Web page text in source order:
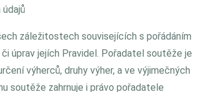
záležitostech souvisejících s pořádáním
úprav jejích Pravidel. Pořadatel soutěže je
výherců, druhy výher, a ve výjimečných
soutěže zahrnuje i právo pořadatele